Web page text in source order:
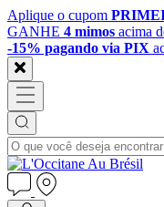
Aplique o cupom
GANHE 4 mimos acima
-15% pagando via PIX